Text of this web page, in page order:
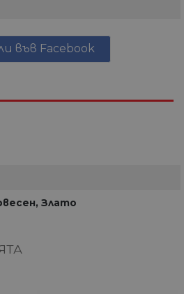
във Facebook
Злато